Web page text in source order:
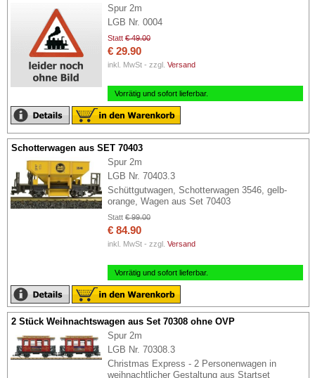
Spur 2m
LGB Nr. 0004
Statt € 49.00
€ 29.90
inkl. MwSt - zzgl. Versand
Vorrätig und sofort lieferbar.
Schotterwagen aus SET 70403
Spur 2m
LGB Nr. 70403.3
Schüttgutwagen, Schotterwagen 3546, gelb-
orange, Wagen aus Set 70403
Statt € 99.00
€ 84.90
inkl. MwSt - zzgl. Versand
Vorrätig und sofort lieferbar.
2 Stück Weihnachtswagen aus Set 70308 ohne OVP
Spur 2m
LGB Nr. 70308.3
Christmas Express - 2 Personenwagen in
weihnachtlicher Gestaltung aus Startset